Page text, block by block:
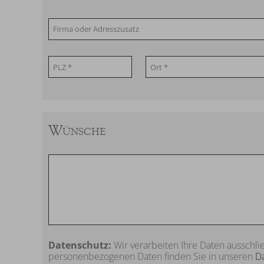
Wünsche
Datenschutz: Wir verarbeiten Ihre Daten
personenbezogenen Daten finden Sie in unseren